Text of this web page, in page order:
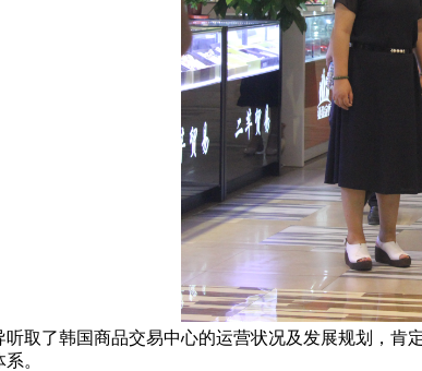
取了韩国商品交易中心的运营状况及发展规划，肯
。